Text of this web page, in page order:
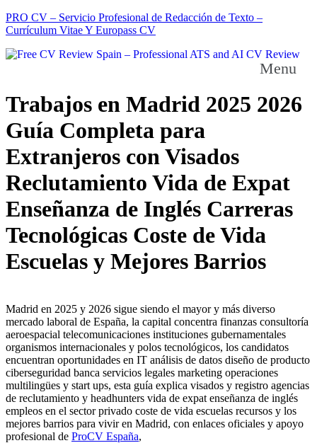
PRO CV – Servicio Profesional de Redacción de Texto –
Currículum Vitae Y Europass CV
Menu
Trabajos en Madrid 2025 2026
Guía Completa para
Extranjeros con Visados
Reclutamiento Vida de Expat
Enseñanza de Inglés Carreras
Tecnológicas Coste de Vida
Escuelas y Mejores Barrios
Madrid en 2025 y 2026 sigue siendo el mayor y más diverso
mercado laboral de España, la capital concentra finanzas consultoría
aeroespacial telecomunicaciones instituciones gubernamentales
organismos internacionales y polos tecnológicos, los candidatos
encuentran oportunidades en IT análisis de datos diseño de producto
ciberseguridad banca servicios legales marketing operaciones
multilingües y start ups, esta guía explica visados y registro agencias
de reclutamiento y headhunters vida de expat enseñanza de inglés
empleos en el sector privado coste de vida escuelas recursos y los
mejores barrios para vivir en Madrid, con enlaces oficiales y apoyo
profesional de ProCV España,